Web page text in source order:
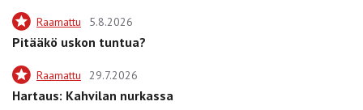
Raamattu 5.8.2026
Pitääkö uskon tuntua?
Raamattu 29.7.2026
Hartaus: Kahvilan nurkassa